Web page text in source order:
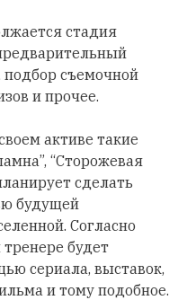
стадия
подбор съемочной
и прочее.
активе такие
“Сторожевая
сделать
будущей
Согласно
будет
сериала, выставок,
и тому подобное.